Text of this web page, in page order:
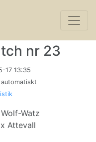
nr 23
17 13:35
Watz
Attevall